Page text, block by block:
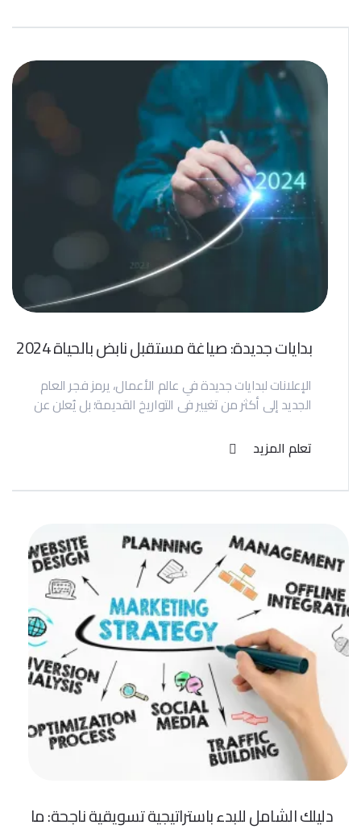
بدايات جديدة: صياغة مستقبل نابض بالحياة 2024
الإعلانات لبدايات جديدة في عالم الأعمال، يرمز فجر العام
الجديد إلى أكثر من تغيير في التواريخ القديمة؛ بل يُعلن عن
تعلم المزيد
دليلك الشامل للبدء باستراتيجية تسويقية ناجحة: ما